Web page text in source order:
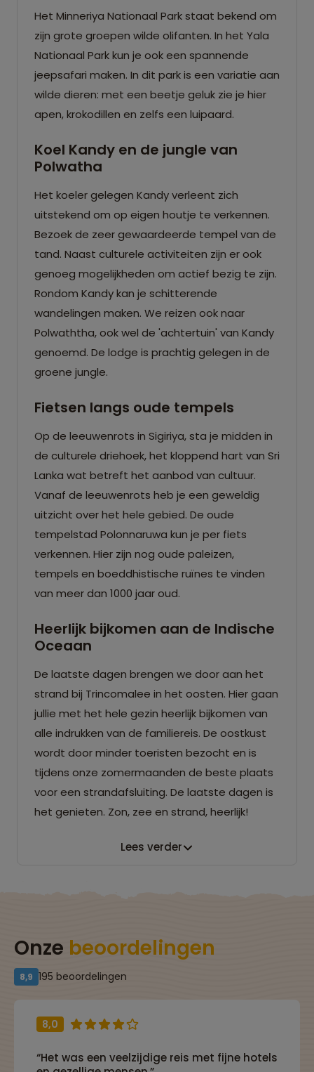
Het Minneriya Nationaal Park staat bekend om
zijn grote groepen wilde olifanten. In het Yala
Nationaal Park kun je ook een spannende
jeepsafari maken. In dit park is een variatie aan
wilde dieren: met een beetje geluk zie je hier
apen, krokodillen en zelfs een luipaard.
Koel Kandy en de jungle van
Polwatha
Het koeler gelegen Kandy verleent zich
uitstekend om op eigen houtje te verkennen.
Bezoek de zeer gewaardeerde tempel van de
tand. Naast culturele activiteiten zijn er ook
genoeg mogelijkheden om actief bezig te zijn.
Rondom Kandy kan je schitterende
wandelingen maken. We reizen ook naar
Polwaththa, ook wel de 'achtertuin' van Kandy
genoemd. De lodge is prachtig gelegen in de
groene jungle.
Fietsen langs oude tempels
Op de leeuwenrots in Sigiriya, sta je midden in
de culturele driehoek, het kloppend hart van Sri
Lanka wat betreft het aanbod van cultuur.
Vanaf de leeuwenrots heb je een geweldig
uitzicht over het hele gebied. De oude
tempelstad Polonnaruwa kun je per fiets
verkennen. Hier zijn nog oude paleizen,
tempels en boeddhistische ruïnes te vinden
van meer dan 1000 jaar oud.
Heerlijk bijkomen aan de Indische
Oceaan
De laatste dagen brengen we door aan het
strand bij Trincomalee in het oosten. Hier gaan
jullie met het hele gezin heerlijk bijkomen van
alle indrukken van de familiereis. De oostkust
wordt door minder toeristen bezocht en is
tijdens onze zomermaanden de beste plaats
voor een strandafsluiting. De laatste dagen is
het genieten. Zon, zee en strand, heerlijk!
Lees verder
Onze beoordelingen
8,9 195 beoordelingen
8,0
“Het was een veelzijdige reis met fijne hotels